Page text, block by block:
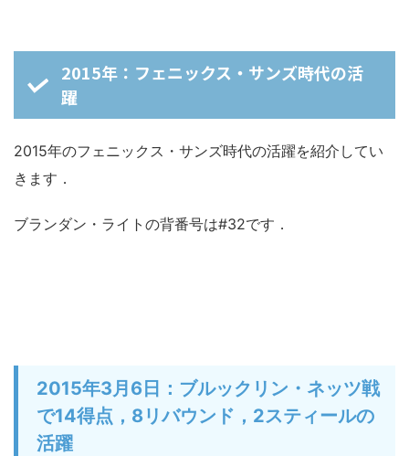
2015年：フェニックス・サンズ時代の活
躍
2015年のフェニックス・サンズ時代の活躍を紹介してい
きます．
ブランダン・ライトの背番号は#32です．
2015年3月6日：ブルックリン・ネッツ戦
で14得点，8リバウンド，2スティールの
活躍